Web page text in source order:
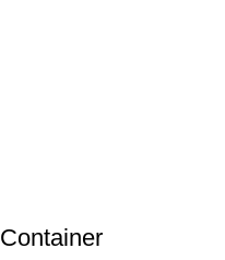
Container